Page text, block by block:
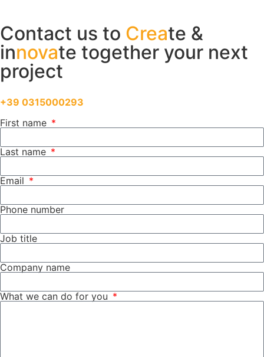
Contact us to Create &
innovate together your next
project
+39 0315000293
First name
Last name
Email
Phone number
Job title
Company name
What we can do for you